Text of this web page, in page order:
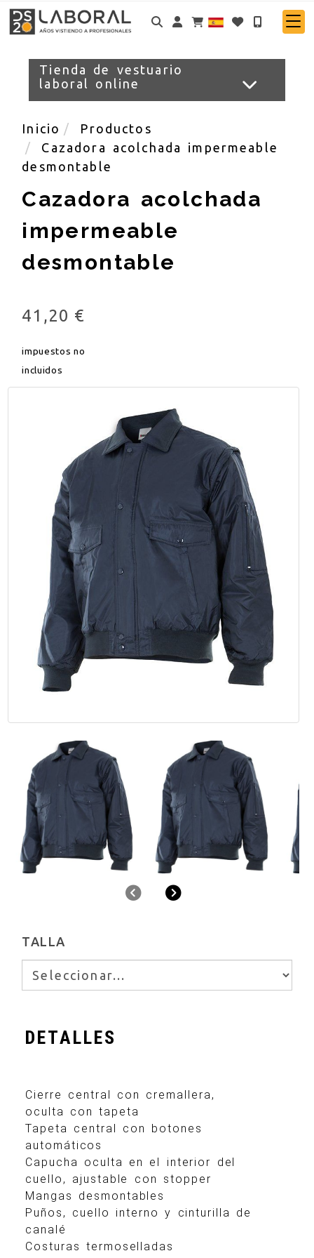
Identifícate
Tienda de vestuario
laboral online
Inicio
Productos
Cazadora acolchada impermeable
desmontable
Cazadora acolchada
impermeable
desmontable
41,20 €
impuestos no
incluidos
AnteriorSiguiente
TALLA
DETALLES
Cierre central con cremallera,
oculta con tapeta
Tapeta central con botones
automáticos
Capucha oculta en el interior del
cuello, ajustable con stopper
Mangas desmontables
Puños, cuello interno y cinturilla de
canalé
Costuras termoselladas